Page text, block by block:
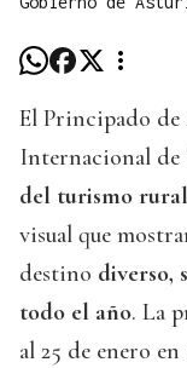
El Principado de
Internacional
del turismo rural
visual que
destino diverso,
todo el año. La
al 25 de enero